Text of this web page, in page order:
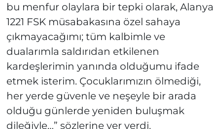
bu menfur olaylara bir tepki olarak, Alanya
1221 FSK müsabakasına özel sahaya
çıkmayacağımı; tüm kalbimle ve
dualarımla saldırıdan etkilenen
kardeşlerimin yanında olduğumu ifade
etmek isterim. Çocuklarımızın ölmediği,
her yerde güvenle ve neşeyle bir arada
olduğu günlerde yeniden buluşmak
dileğiyle…” sözlerine yer verdi.